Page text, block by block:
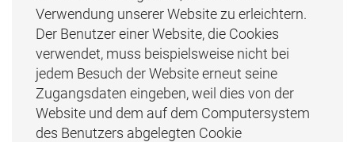
Verwendung unserer Website zu erleichtern.
Der Benutzer einer Website, die Cookies
verwendet, muss beispielsweise nicht bei
jedem Besuch der Website erneut seine
Zugangsdaten eingeben, weil dies von der
Website und dem auf dem Computersystem
des Benutzers abgelegten Cookie